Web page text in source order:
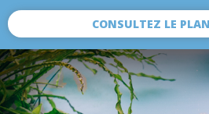
CONSULTEZ LE PLAN